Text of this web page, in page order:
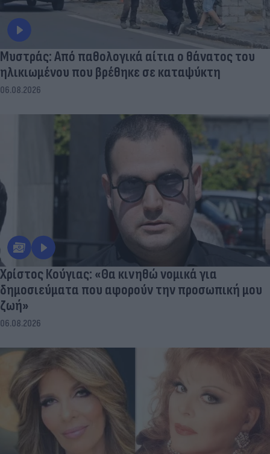
Μυστράς: Από παθολογικά αίτια ο θάνατος του
ηλικιωμένου που βρέθηκε σε καταψύκτη
06.08.2026
Χρίστος Κούγιας: «Θα κινηθώ νομικά για
δημοσιεύματα που αφορούν την προσωπική μου
ζωή»
06.08.2026